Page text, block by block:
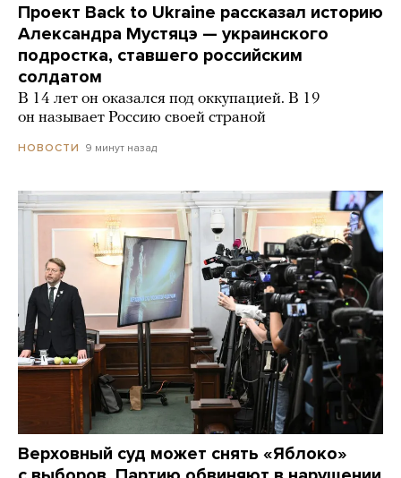
Проект Back to Ukraine рассказал историю
Александра Мустяцэ — украинского
подростка, ставшего российским
солдатом
В 14 лет он оказался под оккупацией. В 19
он называет Россию своей страной
НОВОСТИ 9 минут назад
Верховный суд может снять «Яблоко»